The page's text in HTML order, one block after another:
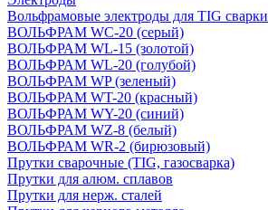
Вольфрамовые электроды для TIG сварки
ВОЛЬФРАМ WC-20 (серый)
ВОЛЬФРАМ WL-15 (золотой)
ВОЛЬФРАМ WL-20 (голубой)
ВОЛЬФРАМ WP (зеленый)
ВОЛЬФРАМ WT-20 (красный)
ВОЛЬФРАМ WY-20 (синий)
ВОЛЬФРАМ WZ-8 (белый)
ВОЛЬФРАМ WR-2 (бирюзовый)
Прутки сварочные (TIG, газосварка)
Прутки для алюм. сплавов
Прутки для нерж. сталей